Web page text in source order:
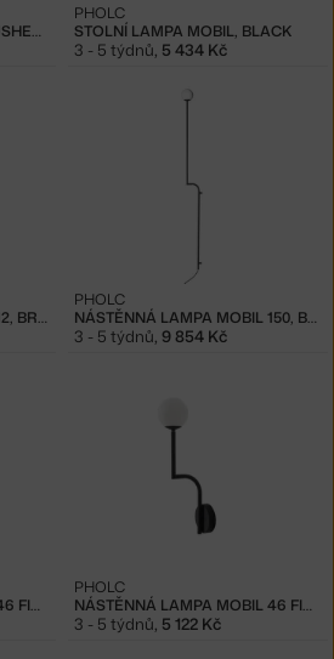
STOLNÍ LAMPA MOBIL, BRUSHED BRASS STOLNÍ LAMPA MOBIL, BLACK
PHOLC
3 - 5 týdnů 5 434 Kč
NÁSTĚNNÁ LAMPA MOBIL 12, BRUSHED BRASS NÁSTĚNNÁ LAMPA MOBIL 150, BLACK
PHOLC
3 - 5 týdnů, 9 854 Kč
NÁSTĚNNÁ LAMPA MOBIL 46 FIXED, BRUSHED BRASS NÁSTĚNNÁ LAMPA MOBIL 46 FIXED, BLACK
PHOLC
3 - 5 týdnů, 5 122 Kč